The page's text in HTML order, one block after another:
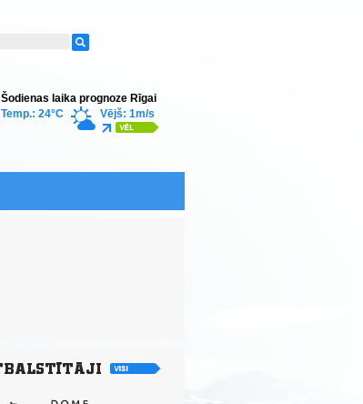
Šodienas laika prognoze Rīgai
Temp.: 24°C
Vējš: 1m/s